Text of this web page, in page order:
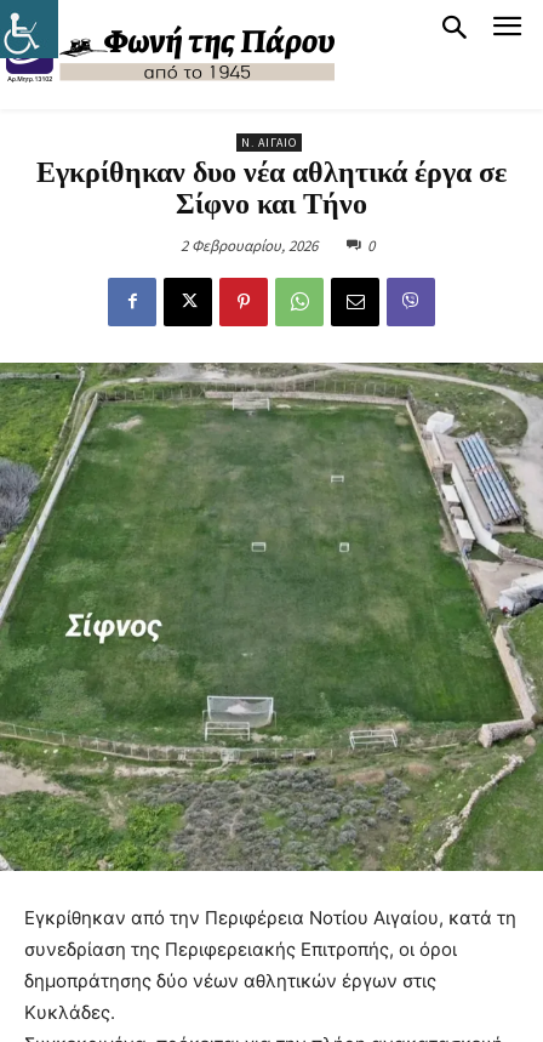
Ν. ΑΙΓΑΊΟ
Εγκρίθηκαν δυο νέα αθλητικά έργα σε
Σίφνο και Τήνο
2 Φεβρουαρίου, 2026 0
Εγκρίθηκαν από την Περιφέρεια Νοτίου Αιγαίου, κατά τη
συνεδρίαση της Περιφερειακής Επιτροπής, οι όροι
δημοπράτησης δύο νέων αθλητικών έργων στις
Κυκλάδες.